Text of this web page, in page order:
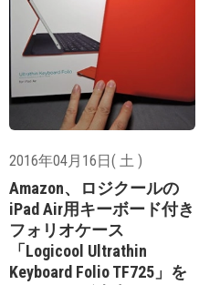
2016年04月16日( 土 )
Amazon、ロジクールの
iPad Air用キーボード付き
フォリオケース
「Logicool Ultrathin
Keyboard Folio TF725」を